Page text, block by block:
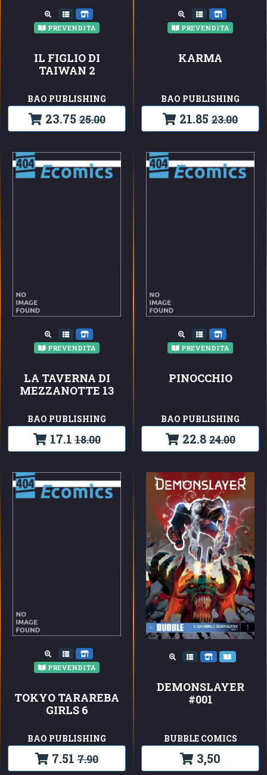
PREVENDITA
IL FIGLIO DI
TAIWAN 2
BAO PUBLISHING
23.75 25.00
PREVENDITA
KARMA
BAO PUBLISHING
21.85 23.00
PREVENDITA
LA TAVERNA DI
MEZZANOTTE 13
BAO PUBLISHING
17.1 18.00
PREVENDITA
PINOCCHIO
BAO PUBLISHING
22.8 24.00
PREVENDITA
TOKYO TARAREBA
GIRLS 6
BAO PUBLISHING
7.51 7.90
DEMONSLAYER
#001
BUBBLE COMICS
3,50